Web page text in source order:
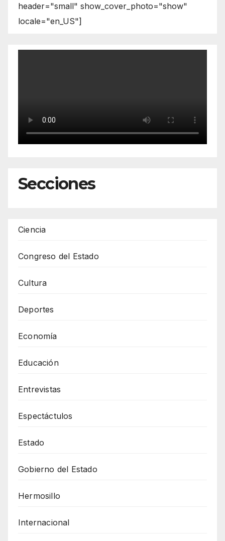
header="small" show_cover_photo="show"
locale="en_US"]
Secciones
Ciencia
Congreso del Estado
Cultura
Deportes
Economía
Educación
Entrevistas
Espectáctulos
Estado
Gobierno del Estado
Hermosillo
Internacional